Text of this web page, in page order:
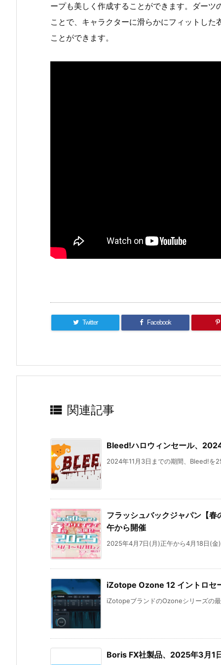
ープも美しく作成することができます。ダー
ことで、キャラクターに滑らかにフィットし
ことができます。
Twitter Facebook
 関連記事
Bleed!ハロウィンセール、
2024年11月3日までの期間、Bleed!を
フラッシュバックジャパン【
午から開催
2025年4月7日(月)正午から4月18日(
iZotope Ozone 12 イントロセ
iZotopeブランドのOzoneシリーズの
Boris FX社製品、2025年3月1